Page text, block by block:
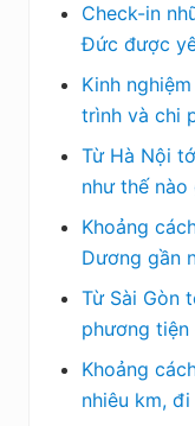
Check-in
Đức được
Kinh
trình và chi
Từ Hà Nội
như thế nào
Khoảng
Dương gần
Từ Sài Gòn
phương tiện
Khoảng
nhiêu km,